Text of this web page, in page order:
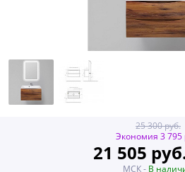
25 300 руб.
Экономия 3 795
21 505
МСК - В